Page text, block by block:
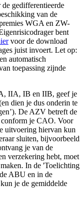
de gedifferentieerde
van de
WGA en ZW-
bent
voor de download
juist invoert. Let op:
automatisch
toepassing zijnde
IIA, IB en IIB, geef je
dien je dus onderin te
De AZV betreft de
je CAO. Voor
uitvoering hiervan kun
sluiten, bijvoorbeeld
je van de
verzekering hebt, moet
In de 'Toelichting
ABU en in de
je de gemiddelde